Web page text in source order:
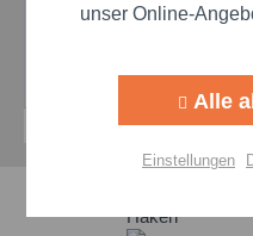
Preis auf Anfrage
Details
Personalisierung
unser Online-
Alle
Einstellungen